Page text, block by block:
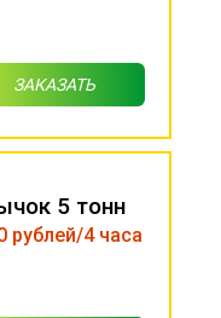
ЗАКАЗАТЬ
5 тонн
рублей/4 часа